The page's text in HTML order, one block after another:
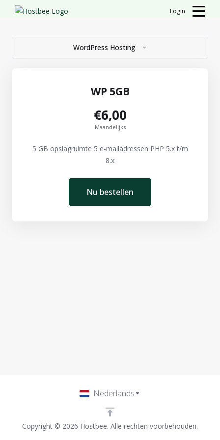
Login
WordPress Hosting
WP 5GB
€6,00
Maandelijks
5 GB opslagruimte 5 e-mailadressen PHP 5.x t/m
8.x
Nu bestellen
Copyright © 2026 Hostbee. Alle rechten voorbehouden.
Nederlands